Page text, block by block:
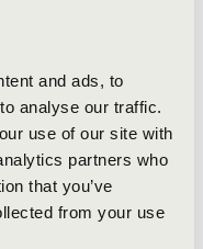
and ads, to
analyse our traffic.
use of our site with
partners who
that you’ve
from your use
a
a szenior
később, a
párizsi
ismét elnyerte a
8. Csajkovszkij
díjat nyert, és ezzel
győztese lett.